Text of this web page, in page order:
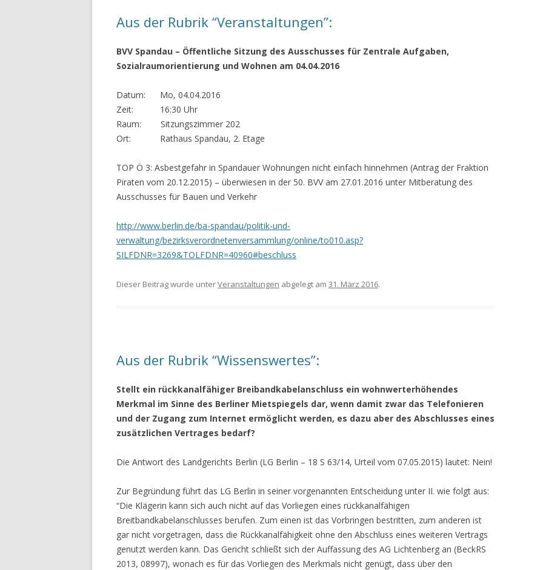
Aus der Rubrik “Veranstaltungen”:
BVV Spandau – Öffentliche Sitzung des Ausschusses für Zentrale Aufgaben,
Sozialraumorientierung und Wohnen am 04.04.2016
Datum: Mo, 04.04.2016
Zeit: 16:30 Uhr
Raum: Sitzungszimmer 202
Ort: Rathaus Spandau, 2. Etage
TOP Ö 3: Asbestgefahr in Spandauer Wohnungen nicht einfach hinnehmen (Antrag der Fraktion
Piraten vom 20.12.2015) – überwiesen in der 50. BVV am 27.01.2016 unter Mitberatung des
Ausschusses für Bauen und Verkehr
http://www.berlin.de/ba-spandau/politik-und-
verwaltung/bezirksverordnetenversammlung/online/to010.asp?
SILFDNR=3269&TOLFDNR=40960#beschluss
Dieser Beitrag wurde unterVeranstaltungen abgelegt am 31. März 2016.
Aus der Rubrik “Wissenswertes”:
Stellt ein rückkanalfähiger Breibandkabelanschluss ein wohnwerterhöhendes
Merkmal im Sinne des Berliner Mietspiegels dar, wenn damit zwar das Telefonieren
und der Zugang zum Internet ermöglicht werden, es dazu aber des Abschlusses eines
zusätzlichen Vertrages bedarf?
Die Antwort des Landgerichts Berlin (LG Berlin – 18 S 63/14, Urteil vom 07.05.2015) lautet: Nein!
Zur Begründung führt das LG Berlin in seiner vorgenannten Entscheidung unter II. wie folgt aus:
“Die Klägerin kann sich auch nicht auf das Vorliegen eines rückkanalfähigen
Breitbandkabelanschlusses berufen. Zum einen ist das Vorbringen bestritten, zum anderen ist
gar nicht vorgetragen, dass die Rückkanalfähigkeit ohne den Abschluss eines weiteren Vertrags
genutzt werden kann. Das Gericht schließt sich der Auffassung des AG Lichtenberg an (BeckRS
2013, 08997), wonach es für das Vorliegen des Merkmals nicht genügt, dass über den